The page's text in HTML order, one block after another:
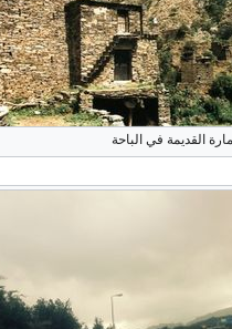
القديمة في الباحة